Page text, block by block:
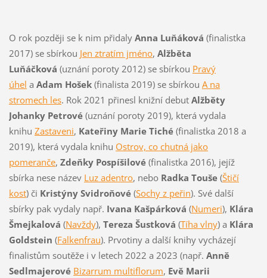
O rok později se k nim přidaly Anna Luňáková (finalistka
2017) se sbírkou Jen ztratím jméno, Alžběta
Luňáčková (uznání poroty 2012) se sbírkou Pravý
úhel a Adam Hošek(finalista 2019) se sbírkou A na
stromech les. Rok 2021 přinesl knižní debut Alžběty
Johanky Petrové(uznání poroty 2019), která vydala
knihu Zastaveni, Kateřiny Marie Tiché(finalistka 2018 a
2019), která vydala knihu Ostrov, co chutná jako
pomeranče, Zdeňky Pospíšilové(finalistka 2016), jejíž
sbírka nese název Luz adentro, nebo Radka Touše(Štičí
kost) či Kristýny Svidroňové(Sochy z peřin). Své další
sbírky pak vydaly např. Ivana Kašpárková (Numeri), Klára
Šmejkalová (Navždy), Tereza Šustková (Tíha vlny) a Klára
Goldstein (Falkenfrau). Prvotiny a další knihy vycházejí
finalistům soutěže i v letech 2022 a 2023 (např. Anně
Sedlmajerové Bizarrum multiflorum, Evě Marii